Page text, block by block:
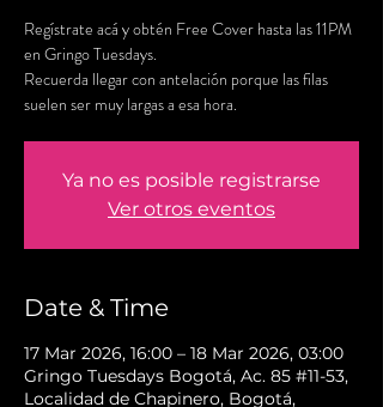
Regístrate acá y obtén Free Cover hasta las 11PM
en Gringo Tuesdays.
Recuerda llegar con antelación porque las filas
suelen ser muy largas a esa hora.
Ya no es posible registrarse
Ver otros eventos
Date & Time
17 Mar 2026, 16:00 – 18 Mar 2026, 03:00
Gringo Tuesdays Bogotá, Ac. 85 #11-53,
Localidad de Chapinero, Bogotá,